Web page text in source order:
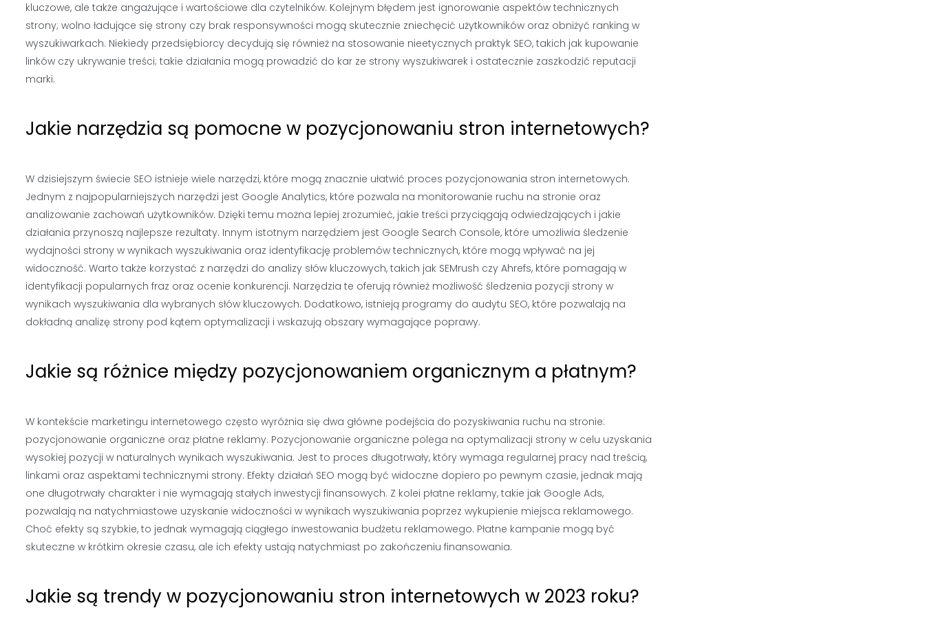
kluczowe, ale także angażujące i wartościowe dla czytelników. Kolejnym błędem jest ignorowanie aspektów technicznych
strony; wolno ładujące się strony czy brak responsywności mogą skutecznie zniechęcić użytkowników oraz obniżyć ranking w
wyszukiwarkach. Niekiedy przedsiębiorcy decydują się również na stosowanie nieetycznych praktyk SEO, takich jak kupowanie
linków czy ukrywanie treści; takie działania mogą prowadzić do kar ze strony wyszukiwarek i ostatecznie zaszkodzić reputacji
marki.
Jakie narzędzia są pomocne w pozycjonowaniu stron internetowych?
W dzisiejszym świecie SEO istnieje wiele narzędzi, które mogą znacznie ułatwić proces pozycjonowania stron internetowych.
Jednym z najpopularniejszych narzędzi jest Google Analytics, które pozwala na monitorowanie ruchu na stronie oraz
analizowanie zachowań użytkowników. Dzięki temu można lepiej zrozumieć, jakie treści przyciągają odwiedzających i jakie
działania przynoszą najlepsze rezultaty. Innym istotnym narzędziem jest Google Search Console, które umożliwia śledzenie
wydajności strony w wynikach wyszukiwania oraz identyfikację problemów technicznych, które mogą wpływać na jej
widoczność. Warto także korzystać z narzędzi do analizy słów kluczowych, takich jak SEMrush czy Ahrefs, które pomagają w
identyfikacji popularnych fraz oraz ocenie konkurencji. Narzędzia te oferują również możliwość śledzenia pozycji strony w
wynikach wyszukiwania dla wybranych słów kluczowych. Dodatkowo, istnieją programy do audytu SEO, które pozwalają na
dokładną analizę strony pod kątem optymalizacji i wskazują obszary wymagające poprawy.
Jakie są różnice między pozycjonowaniem organicznym a płatnym?
W kontekście marketingu internetowego często wyróżnia się dwa główne podejścia do pozyskiwania ruchu na stronie:
pozycjonowanie organiczne oraz płatne reklamy. Pozycjonowanie organiczne polega na optymalizacji strony w celu uzyskania
wysokiej pozycji w naturalnych wynikach wyszukiwania. Jest to proces długotrwały, który wymaga regularnej pracy nad treścią,
linkami oraz aspektami technicznymi strony. Efekty działań SEO mogą być widoczne dopiero po pewnym czasie, jednak mają
one długotrwały charakter i nie wymagają stałych inwestycji finansowych. Z kolei płatne reklamy, takie jak Google Ads,
pozwalają na natychmiastowe uzyskanie widoczności w wynikach wyszukiwania poprzez wykupienie miejsca reklamowego.
Choć efekty są szybkie, to jednak wymagają ciągłego inwestowania budżetu reklamowego. Płatne kampanie mogą być
skuteczne w krótkim okresie czasu, ale ich efekty ustają natychmiast po zakończeniu finansowania.
Jakie są trendy w pozycjonowaniu stron internetowych w 2023 roku?